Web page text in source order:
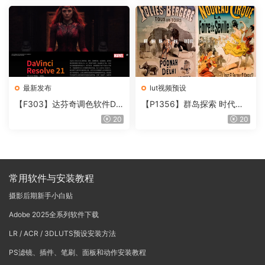
T V4.0
最新发布
【F303】达芬奇调色软件Da
Vinci Resolve Studio21.0.320
lut视频预设
【P1356】群岛探索 时代马
戏团 – QUEST 60 调色预设A
20
常用软件与安装教程
摄影后期新手小白贴
Adobe 2025全系列软件下载
LR / ACR / 3DLUTS预设安装方法
PS滤镜、插件、笔刷、面板和动作安装教程